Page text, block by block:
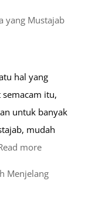
yang Mustajab
hal yang
itu,
untuk banyak
mudah
more:
Saat
Menjelang